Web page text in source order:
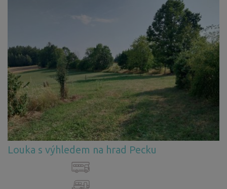
Louka s výhledem na hrad Pecku